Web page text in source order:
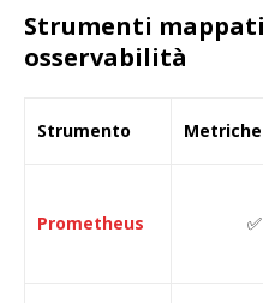
Strumenti
osservabilità
Strumento Metriche
Prometheus ✅